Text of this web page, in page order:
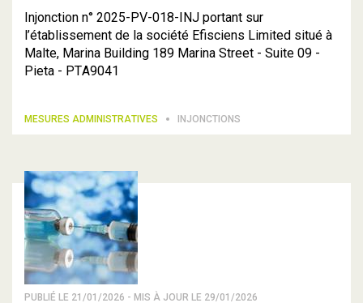
Injonction n° 2025-PV-018-INJ portant sur
l’établissement de la société Efisciens Limited situé à
Malte, Marina Building 189 Marina Street - Suite 09 -
Pieta - PTA9041
MESURES ADMINISTRATIVES INJONCTIONS
PUBLIÉ LE 21/01/2026 - MIS À JOUR LE 29/01/2026